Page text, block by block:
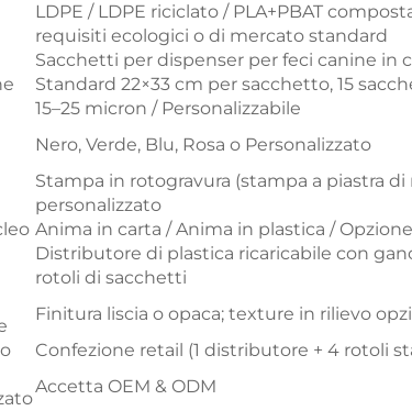
LDPE / LDPE riciclato / PLA+PBAT
requisiti ecologici o di mercato standard
Sacchetti per dispenser per feci canine in
Standard 22×33 cm per sacchetto, 15
15–25 micron / Personalizzabile
Nero, Verde, Blu, Rosa o Personalizzato
Stampa in rotogravura (stampa a piastra
personalizzato
Anima in carta / Anima in plastica /
Distributore di plastica ricaricabile con
rotoli di sacchetti
Finitura liscia o opaca; texture in rilievo
Confezione retail (1 distributore + 4 rotoli
Accetta OEM & ODM